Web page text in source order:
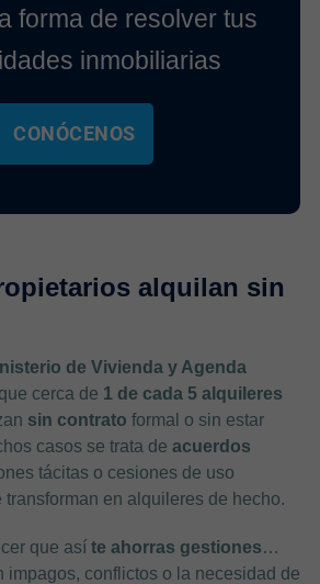
forma de resolver tus
inmobiliarias
CONÓCENOS
alquilan sin
de Vivienda y Agenda
cerca de 1 de cada 5 alquileres
sin contrato formal o sin estar
casos se trata de acuerdos
tácitas o cesiones de uso
transforman en alquileres de hecho.
que así te ahorras gestiones…
impagos, conflictos o la necesidad de